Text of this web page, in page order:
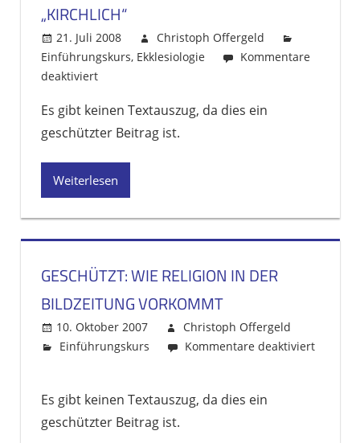
KIRCHLICH“
21. Juli 2008
Christoph Offergeld
Einführungskurs, Ekklesiologie
Kommentare
deaktiviert
„Religiös“
heißt
Es gibt keinen Textauszug, da dies ein
geschützter Beitrag ist.
Weiterlesen
GESCHÜTZT: WIE RELIGION IN DER
BILDZEITUNG VORKOMMT
10. Oktober 2007
Christoph Offergeld
Einführungskurs
Kommentare deaktiviert
Wie
Religion
Es gibt keinen Textauszug, da dies ein
geschützter Beitrag ist.